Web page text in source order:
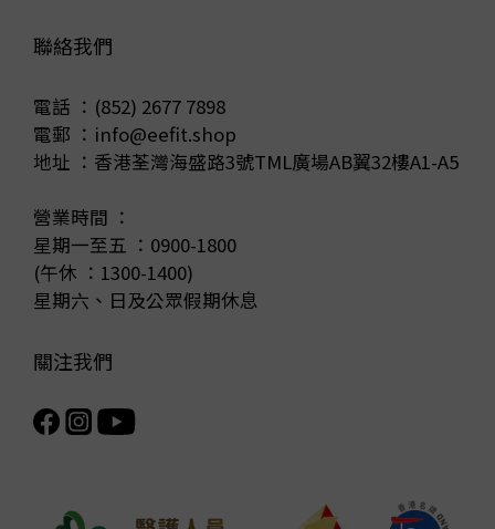
聯絡我們
電話 ：(852) 2677 7898
電郵 ：info@eefit.shop
地址 ：香港荃灣海盛路3號TML廣場AB翼32樓A1-A5
營業時間 ：
星期一至五 ：0900-1800
(午休 ：1300-1400)
星期六、日及公眾假期休息
關注我們